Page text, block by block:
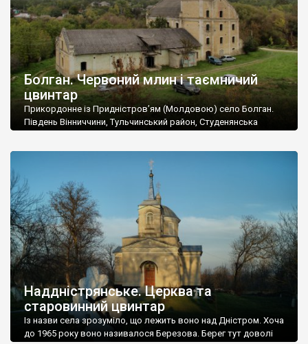
Болган. Червоний млин і таємничий
цвинтар
Прикордонне із Придністров’ям (Молдовою) село Болган.
Південь Вінниччини, Тульчинський район, Студенянська
старовинний цвинтар із кам’яними хрестами. Всі епітафії, які
збереглися, написані кирилицею, церковнослов’янською
мовою. За всіма традиційними ознаками – цвинтар
український. Хрести датуються 19 століттям. У 1924-1940
роках Болган […]
Наддністрянське. Церква та
старовинний цвинтар
Із назви села зрозуміло, що лежить воно над Дністром. Хоча
до 1965 року воно називалося Березова. Берег тут доволі